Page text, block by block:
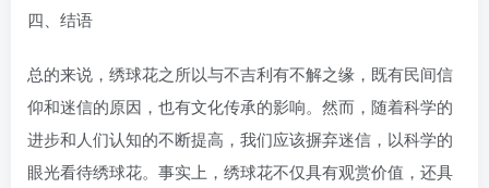
四、结语
总的来说，绣球花之所以与不吉利有不解之缘，既有民间信
仰和迷信的原因，也有文化传承的影响。然而，随着科学的
进步和人们认知的不断提高，我们应该摒弃迷信，以科学的
眼光看待绣球花。事实上，绣球花不仅具有观赏价值，还具